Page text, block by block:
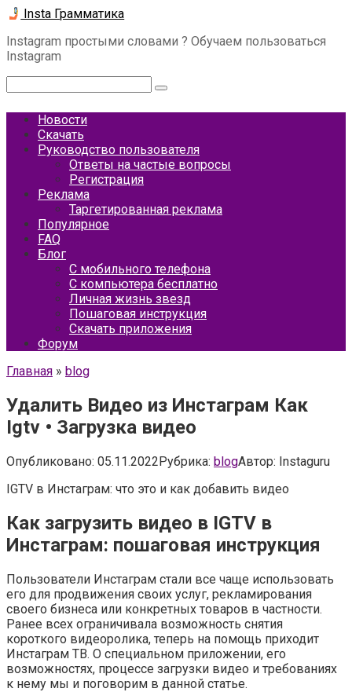
Перейти
контенту
Insta Грамматика
Instagram простыми словами ? Обучаем пользоваться
Instagram
Новости
Скачать
Руководство пользователя
Ответы на частые вопросы
Регистрация
Реклама
Таргетированная реклама
Популярное
FAQ
Блог
С мобильного телефона
С компьютера бесплатно
Личная жизнь звезд
Пошаговая инструкция
Скачать приложения
Форум
Главная » blog
Удалить Видео из Инстаграм Как
Igtv • Загрузка видео
Опубликовано: 05.11.2022Рубрика: blogАвтор: Instaguru
IGTV в Инстаграм: что это и как добавить видео
Как загрузить видео в IGTV в
Инстаграм: пошаговая инструкция
Пользователи Инстаграм стали все чаще использовать
его для продвижения своих услуг, рекламирования
своего бизнеса или конкретных товаров в частности.
Ранее всех ограничивала возможность снятия
короткого видеоролика, теперь на помощь приходит
Инстаграм ТВ. О специальном приложении, его
возможностях, процессе загрузки видео и требованиях
к нему мы и поговорим в данной статье.